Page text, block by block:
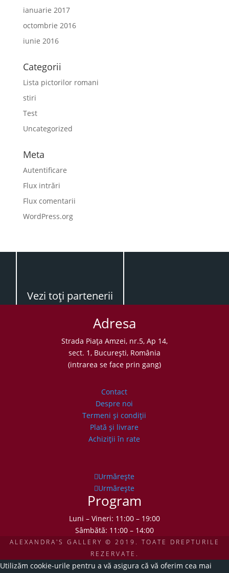
ianuarie 2017
octombrie 2016
iunie 2016
Categorii
Lista pictorilor romani
stiri
Test
Uncategorized
Meta
Autentificare
Flux intrări
Flux comentarii
WordPress.org
Vezi toţi partenerii
Adresa
Strada Piaţa Amzei, nr.5, Ap 14,
sect. 1, Bucureşti, România
(intrarea se face prin gang)
Contact
Despre noi
Termeni şi condiţii
Plată şi livrare
Achiziţii în rate
Urmărește
Urmărește
Program
Luni – Vineri: 11:00 – 19:00
Sâmbătă: 11:00 – 14:00
ALEXANDRA'S GALLERY © 2019. TOATE DREPTURILE
REZERVATE.
Utilizăm cookie-urile pentru a vă asigura că vă oferim cea mai